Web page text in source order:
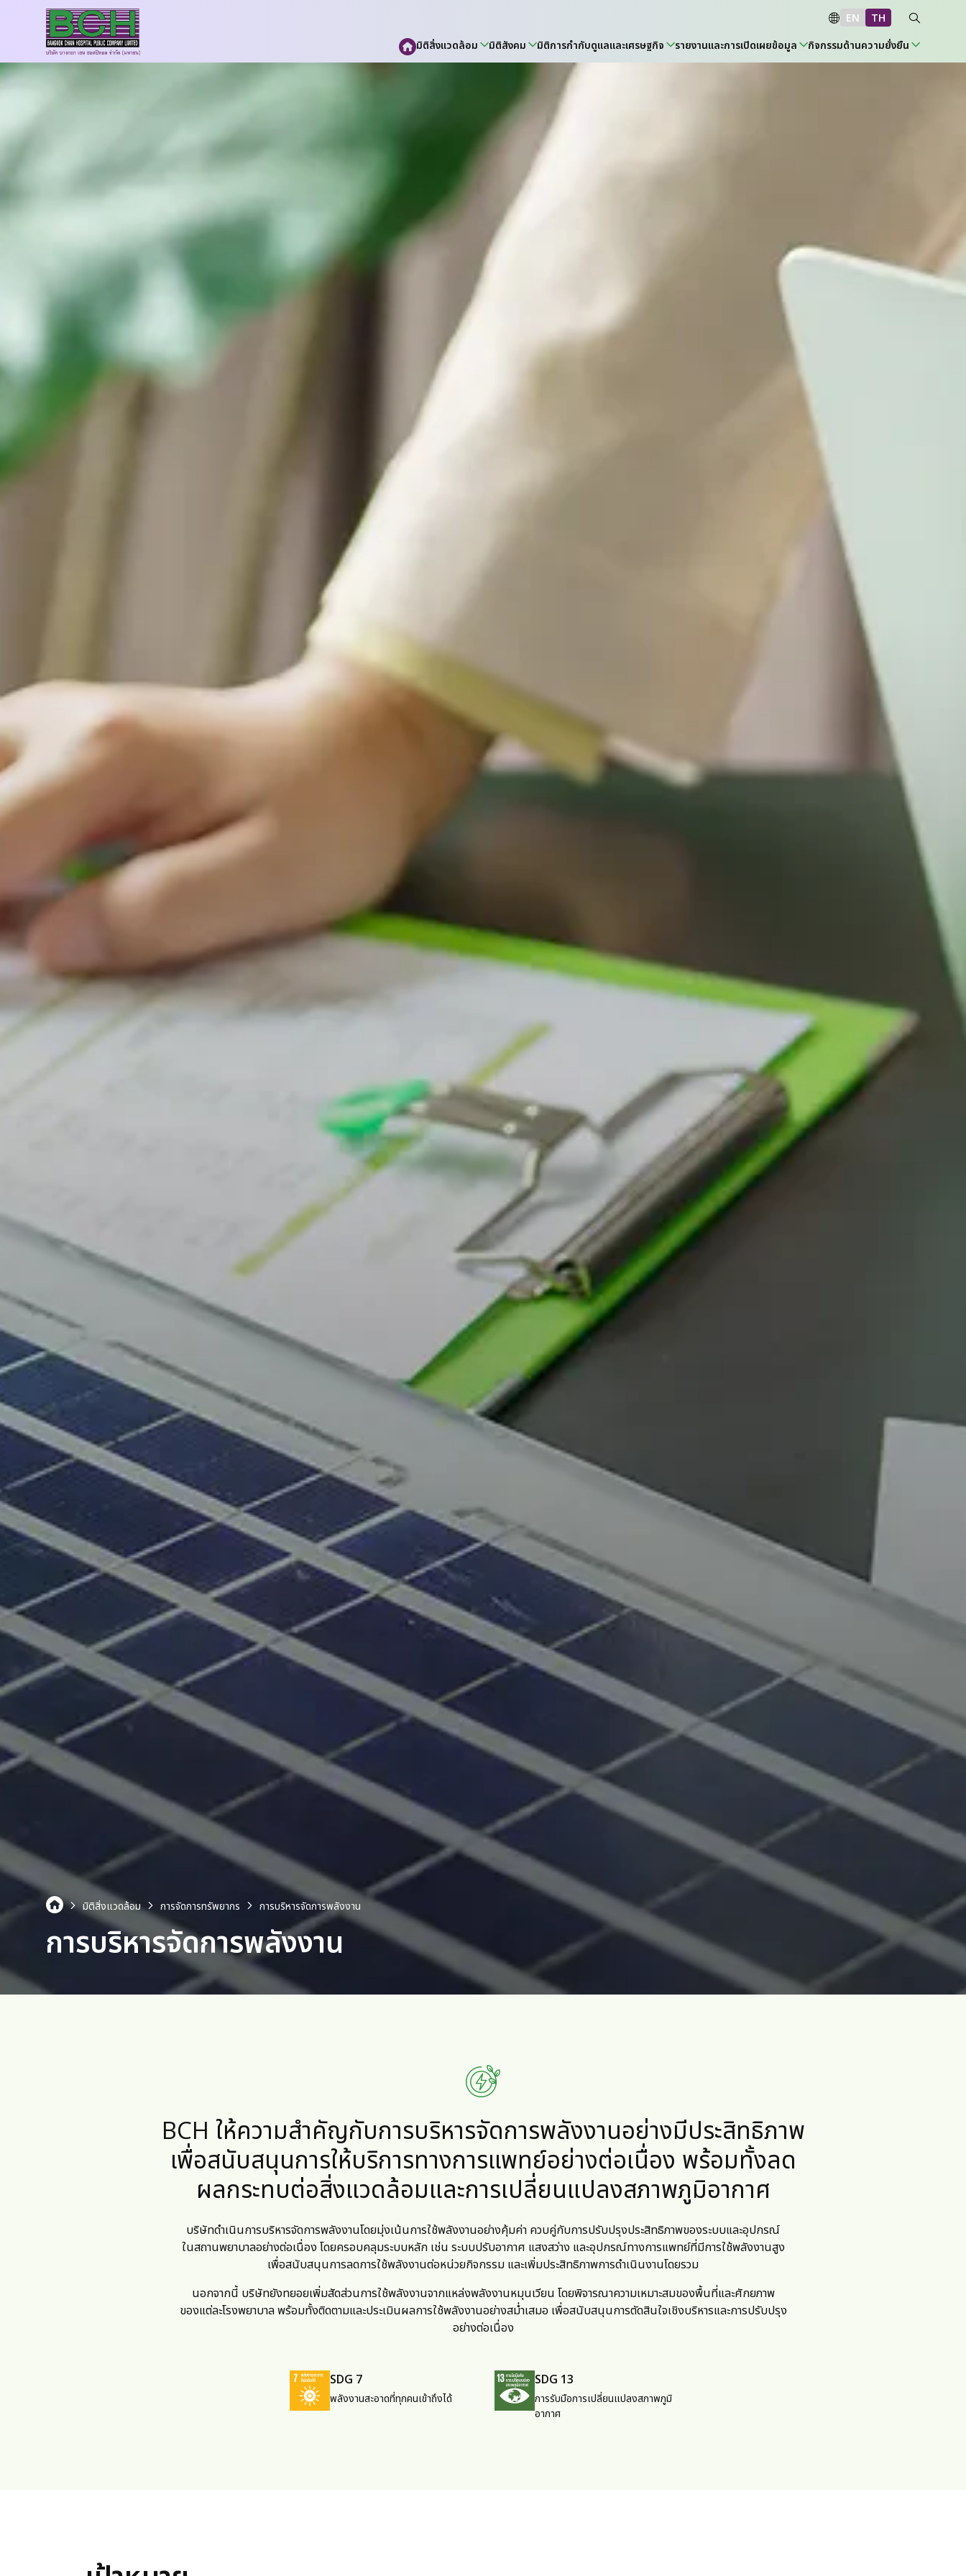
EN
TH
มิติสิ่งแวดล้อม
มิติสังคม มิติการกำกับดูแลและเศรษฐกิจ รายงานและการเปิดเผยข้อมูล กิจกรรมด้านความยั่งยืน
มิติสิ่งแวดล้อม การจัดการทรัพยากร การบริหารจัดการพลังงาน
การบริหารจัดการพลังงาน
BCH ให้ความสำคัญกับการบริหารจัดการพลังงานอย่างมีประสิทธิภาพ
เพื่อสนับสนุนการให้บริการทางการแพทย์อย่างต่อเนื่อง พร้อมทั้งลด
ผลกระทบต่อสิ่งแวดล้อมและการเปลี่ยนแปลงสภาพภูมิอากาศ
บริษัทดำเนินการบริหารจัดการพลังงานโดยมุ่งเน้นการใช้พลังงานอย่างคุ้มค่า ควบคู่กับการปรับปรุงประสิทธิภาพของระบบและอุปกรณ์
ในสถานพยาบาลอย่างต่อเนื่อง โดยครอบคลุมระบบหลัก เช่น ระบบปรับอากาศ แสงสว่าง และอุปกรณ์ทางการแพทย์ที่มีการใช้พลังงานสูง
เพื่อสนับสนุนการลดการใช้พลังงานต่อหน่วยกิจกรรม และเพิ่มประสิทธิภาพการดำเนินงานโดยรวม
นอกจากนี้ บริษัทยังทยอยเพิ่มสัดส่วนการใช้พลังงานจากแหล่งพลังงานหมุนเวียน โดยพิจารณาความเหมาะสมของพื้นที่และศักยภาพ
ของแต่ละโรงพยาบาลพร้อมทั้งติดตามและประเมินผลการใช้พลังงานอย่างสม่ำเสมอ เพื่อสนับสนุนการตัดสินใจเชิงบริหารและการปรับปรุง
อย่างต่อเนื่อง
SDG 7
พลังงานสะอาดที่ทุกคนเข้าถึงได้
SDG 13
การรับมือการเปลี่ยนแปลงสภาพภูมิ
อากาศ